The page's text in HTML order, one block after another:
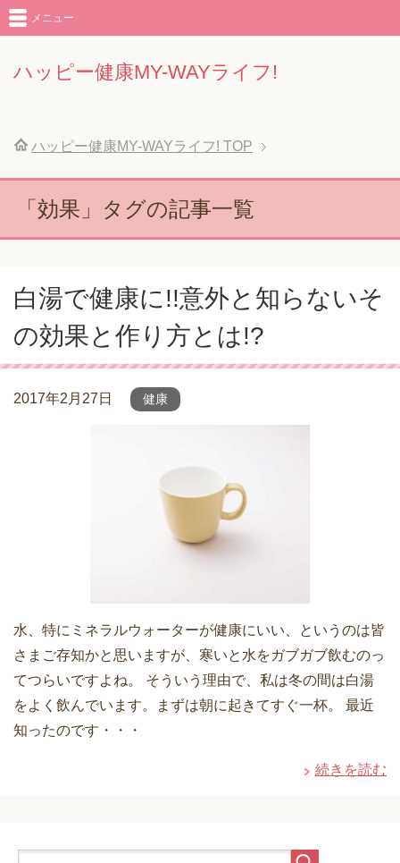
ハッピー健康MY-WAYライフ!
メニュー
ハッピー健康MY-WAYライフ! TOP
「効果」タグの記事一覧
白湯で健康に!!意外と知らないそ
の効果と作り方とは!?
2017年2月27日 健康
水、特にミネラルウォーターが健康にいい、というのは皆
さまご存知かと思いますが、寒いと水をガブガブ飲むのっ
てつらいですよね。 そういう理由で、私は冬の間は白湯
をよく飲んでいます。まずは朝に起きてすぐ一杯。 最近
知ったのです・・・
続きを読む